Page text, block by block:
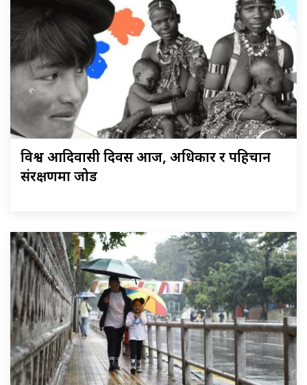
विश्व आदिवासी दिवस आज, अधिकार र पहिचान
संरक्षणमा जोड